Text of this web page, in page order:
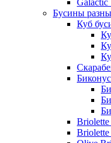
Бусины
Куб
Briolette